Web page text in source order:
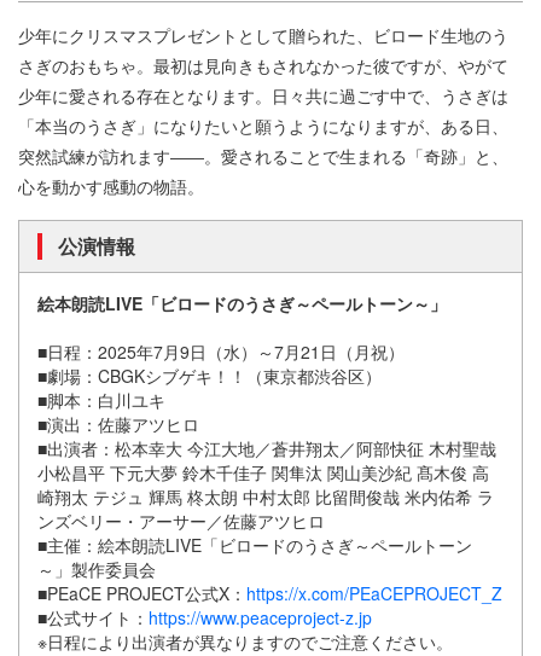
少年にクリスマスプレゼントとして贈られた、ビロード生地のう
さぎのおもちゃ。最初は見向きもされなかった彼ですが、やがて
少年に愛される存在となります。日々共に過ごす中で、うさぎは
「本当のうさぎ」になりたいと願うようになりますが、ある日、
突然試練が訪れます――。愛されることで生まれる「奇跡」と、
心を動かす感動の物語。
公演情報
絵本朗読LIVE「ビロードのうさぎ～ペールトーン～」
■日程：2025年7月9日（水）～7月21日（月祝）
■劇場：CBGKシブゲキ！！（東京都渋谷区）
■脚本：白川ユキ
■演出：佐藤アツヒロ
■出演者：松本幸大 今江大地／蒼井翔太／阿部快征 木村聖哉
小松昌平 下元大夢 鈴木千佳子 関隼汰 関山美沙紀 髙木俊 高
崎翔太 テジュ 輝馬 柊太朗 中村太郎 比留間俊哉 米内佑希 ラ
ンズベリー・アーサー／佐藤アツヒロ
■主催：絵本朗読LIVE「ビロードのうさぎ～ペールトーン
～」製作委員会
■PEaCE PROJECT公式X： https://x.com/PEaCEPROJECT_Z
■公式サイト： https://www.peaceproject-z.jp
※日程により出演者が異なりますのでご注意ください。